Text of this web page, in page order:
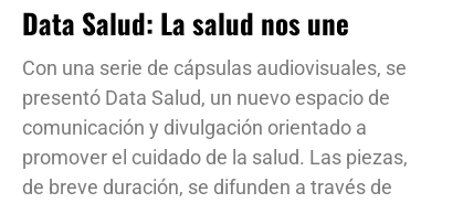
Data Salud: La salud nos une
Con una serie de cápsulas audiovisuales, se
presentó Data Salud, un nuevo espacio de
comunicación y divulgación orientado a
promover el cuidado de la salud. Las piezas,
de breve duración, se difunden a través de